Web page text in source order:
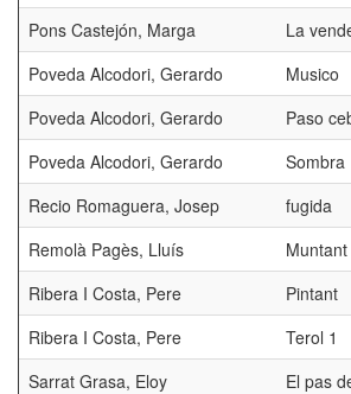
Pons Castejón, Marga
La
Poveda Alcodori, Gerardo
Musico
Poveda Alcodori, Gerardo
Paso
Poveda Alcodori, Gerardo
Sombra
Recio Romaguera, Josep
fugida
Remolà Pagès, Lluís
Ribera I Costa, Pere
Pintant
Ribera I Costa, Pere
Terol 1
Sarrat Grasa, Eloy
El pas